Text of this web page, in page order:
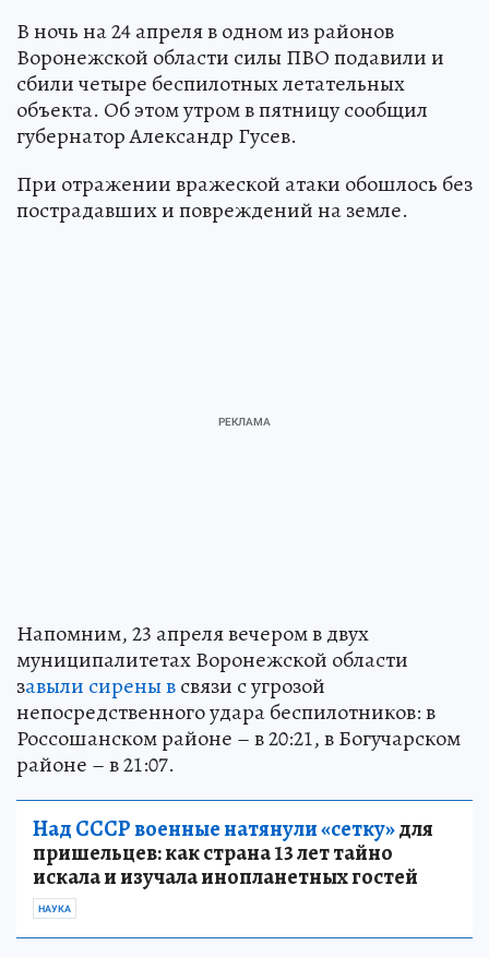
В ночь на 24 апреля в одном из районов
Воронежской области силы ПВО подавили и
сбили четыре беспилотных летательных
объекта. Об этом утром в пятницу сообщил
губернатор Александр Гусев.
При отражении вражеской атаки обошлось без
пострадавших и повреждений на земле.
Напомним, 23 апреля вечером в двух
муниципалитетах Воронежской области
завыли сирены всвязи с угрозой
непосредственного удара беспилотников: в
Россошанском районе – в 20:21, в Богучарском
районе – в 21:07.
Над СССР военные натянули «сетку»для
пришельцев: как страна 13 лет тайно
искала и изучала инопланетных гостей
НАУКА